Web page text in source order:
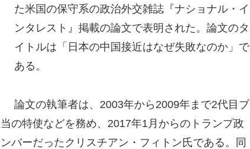
た米国の保守系の政治外交雑誌『ナショナル・イ
ンタレスト』掲載の論文で表明された。論文のタ
イトルは「日本の中国接近はなぜ失敗なのか」で
ある。
論文の執筆者は、2003年から2009年まで2代目ブ
の特使などを務め、2017年1月からのトランプ政
バーだったクリスチアン・フィトン氏である。同